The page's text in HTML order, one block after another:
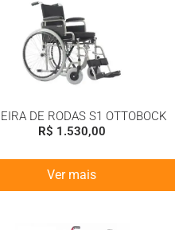
DE RODAS S1 OTTOBOCK
R$ 1.530,00
Ver mais